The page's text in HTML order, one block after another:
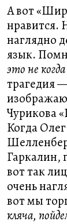
А вот
нравится.
наглядно
язык.
это не
трагедия
Чурикова
Когда
Гаркалин,
вот так
очень
вот мы
кляча,